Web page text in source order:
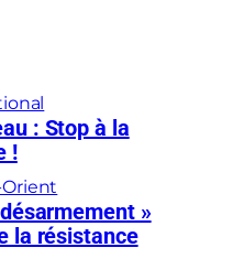
: Stop à la
!
»
la résistance